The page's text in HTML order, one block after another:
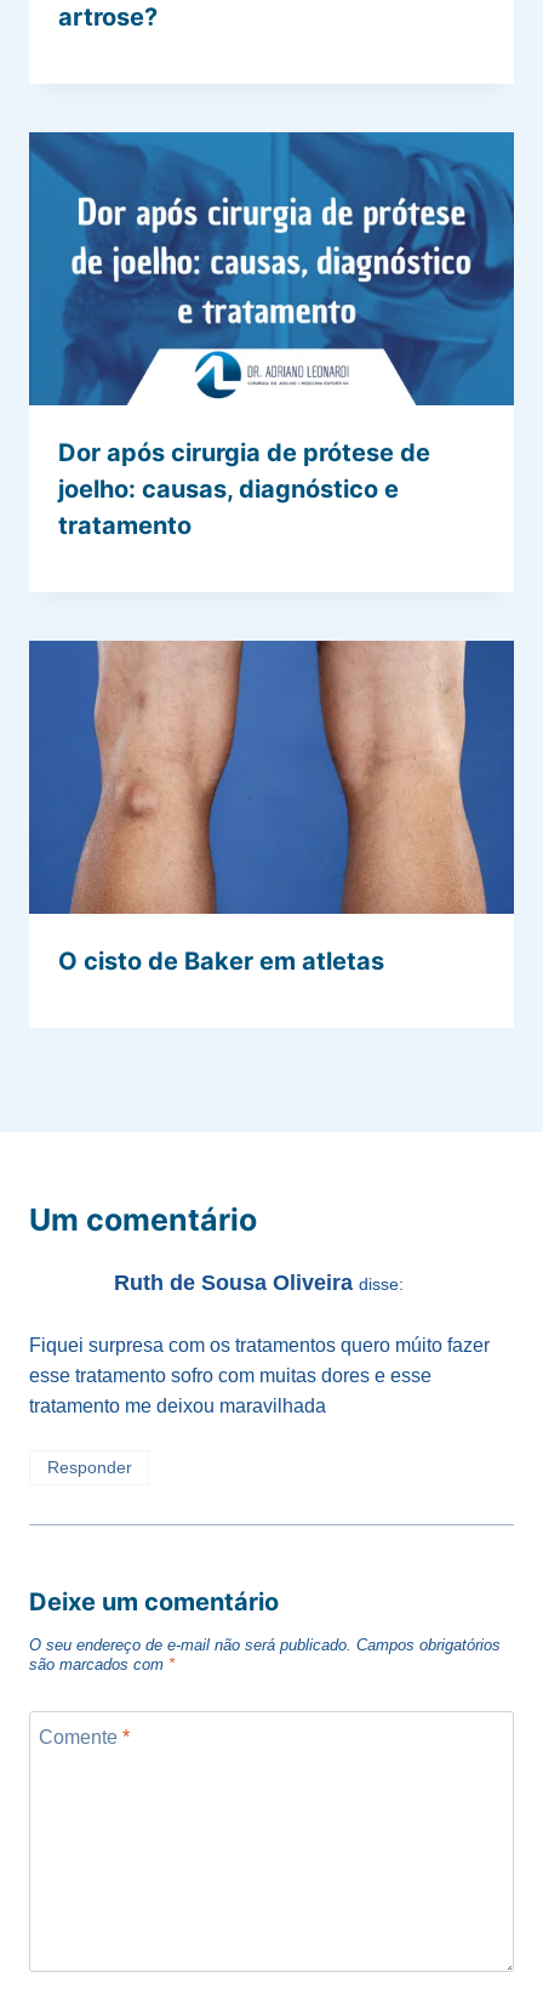
artrose?
Dor após cirurgia de prótese de
joelho: causas, diagnóstico e
tratamento
O cisto de Baker em atletas
Um comentário
Ruth de Sousa Oliveira disse:
Fiquei surpresa com os tratamentos quero múito fazer
esse tratamento sofro com muitas dores e esse
tratamento me deixou maravilhada
Responder
Deixe um comentário
O seu endereço de e-mail não será publicado. Campos obrigatórios
são marcados com *
Comente *